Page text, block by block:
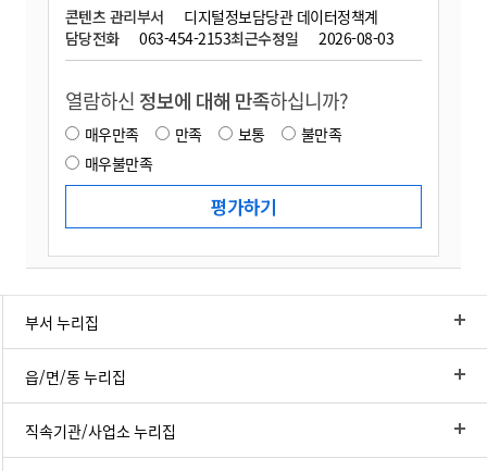
콘텐츠 관리부서
디지털정보담당관 데이터정책계
담당전화
063-454-2153최근수정일 2026-08-03
열람하신 정보에 대해 만족하십니까?
매우만족 만족 보통
불만족
매우불만족
부서 누리집
읍/면/동 누리집
직속기관/사업소 누리집